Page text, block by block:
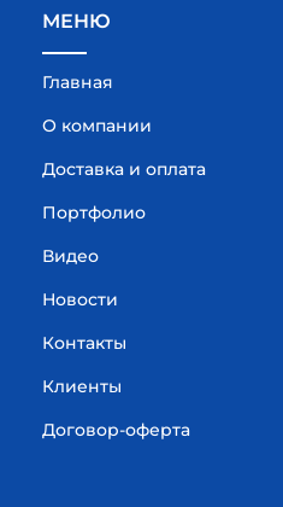
МЕНЮ
Главная
О компании
Доставка и оплата
Портфолио
Видео
Новости
Контакты
Клиенты
Договор-оферта